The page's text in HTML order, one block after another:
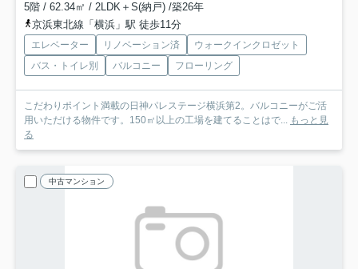
5階 / 62.34㎡ / 2LDK＋S(納戸) /築26年
京浜東北線「横浜」駅 徒歩11分
エレベーター リノベーション済
ウォークインクロゼット
バス・トイレ別
バルコニー フローリング
こだわりポイント満載の日神パレステージ横浜第2。バルコニーがご活
用いただける物件です。150㎡以上の工場を建てることはで... もっと見
る
中古マンション